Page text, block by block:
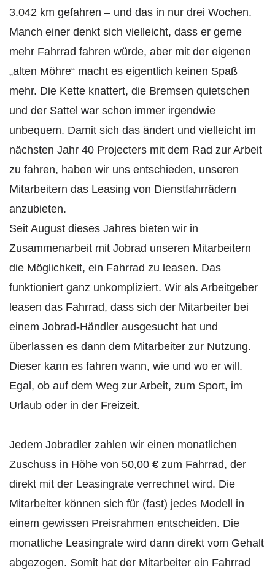
3.042 km gefahren – und das in nur drei Wochen.
Manch einer denkt sich vielleicht, dass er gerne
mehr Fahrrad fahren würde, aber mit der eigenen
„alten Möhre“ macht es eigentlich keinen Spaß
mehr. Die Kette knattert, die Bremsen quietschen
und der Sattel war schon immer irgendwie
unbequem. Damit sich das ändert und vielleicht im
nächsten Jahr 40 Projecters mit dem Rad zur Arbeit
zu fahren, haben wir uns entschieden, unseren
Mitarbeitern das Leasing von Dienstfahrrädern
anzubieten.
Seit August dieses Jahres bieten wir in
Zusammenarbeit mit Jobrad unseren Mitarbeitern
die Möglichkeit, ein Fahrrad zu leasen. Das
funktioniert ganz unkompliziert. Wir als Arbeitgeber
leasen das Fahrrad, dass sich der Mitarbeiter bei
einem Jobrad-Händler ausgesucht hat und
überlassen es dann dem Mitarbeiter zur Nutzung.
Dieser kann es fahren wann, wie und wo er will.
Egal, ob auf dem Weg zur Arbeit, zum Sport, im
Urlaub oder in der Freizeit.
Jedem Jobradler zahlen wir einen monatlichen
Zuschuss in Höhe von 50,00 € zum Fahrrad, der
direkt mit der Leasingrate verrechnet wird. Die
Mitarbeiter können sich für (fast) jedes Modell in
einem gewissen Preisrahmen entscheiden. Die
monatliche Leasingrate wird dann direkt vom Gehalt
abgezogen. Somit hat der Mitarbeiter ein Fahrrad